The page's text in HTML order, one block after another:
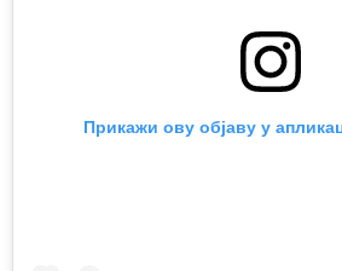
Прикажи ову објаву у